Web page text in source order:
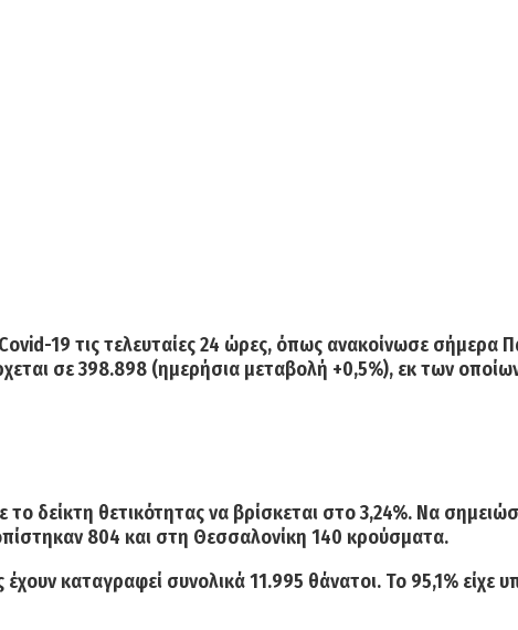
19 τις τελευταίες 24 ώρες, όπως ανακοίνωσε σήμερα
σε398.898 (ημερήσια μεταβολή +0,5%), εκ των
δείκτη θετικότητας να βρίσκεται στο 3,24%. Να
804 και στη Θεσσαλονίκη 140 κρούσματα.
καταγραφεί συνολικά 11.995 θάνατοι. Το 95,1% είχε